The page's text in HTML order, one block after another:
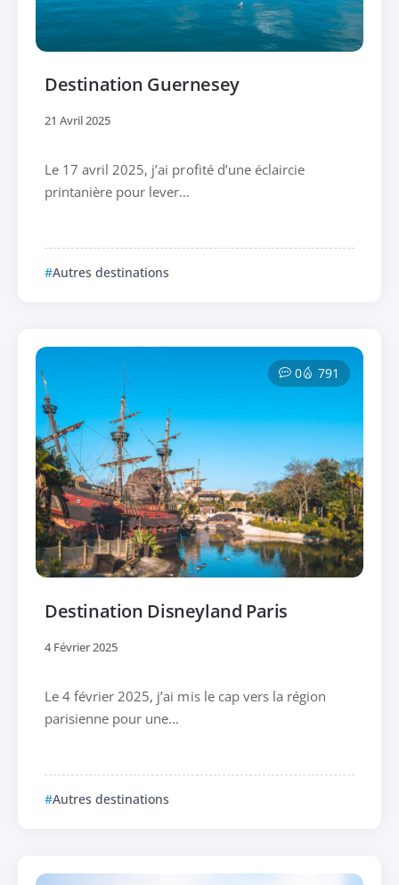
Destination Guernesey
21 Avril 2025
Le 17 avril 2025, j’ai profité d’une éclaircie
printanière pour lever...
Autres destinations
0 791
Destination Disneyland Paris
4 Février 2025
Le 4 février 2025, j’ai mis le cap vers la région
parisienne pour une...
Autres destinations